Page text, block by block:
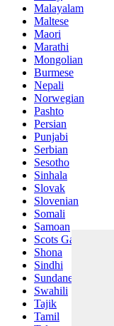
Malayalam
Maltese
Maori
Marathi
Mongolian
Burmese
Nepali
Norwegian
Pashto
Persian
Punjabi
Serbian
Sesotho
Sinhala
Slovak
Slovenian
Somali
Samoan
Scots Gaelic
Shona
Sindhi
Sundanese
Swahili
Tajik
Tamil